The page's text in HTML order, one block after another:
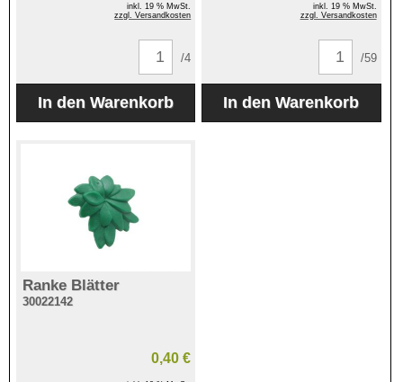
inkl. 19 % MwSt.
zzgl. Versandkosten
/4
inkl. 19 % MwSt.
zzgl. Versandkosten
/59
Ranke Blätter
30022142
0,40 €